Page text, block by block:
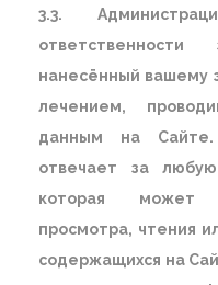
3.3.
нанесённый вашему
лечением,
данным на Сайте.
отвечает за любую
которая может
просмотра, чтения
содержащихся на